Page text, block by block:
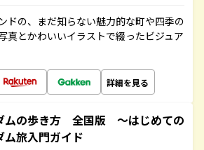
ドの、まだ知らない魅力的な町や四季の
真とかわいいイラストで綴ったビジュア
詳細を見る
ムの歩き方 全国版 ～はじめての
ム旅入門ガイド